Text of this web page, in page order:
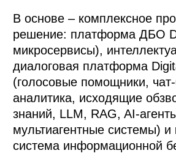
В основе – комплексное
решение: платформа ДБО
микросервисы),
диалоговая платформа
(голосовые помощники,
аналитика, исходящие
знаний, LLM, RAG, AI-
мультиагентные системы) и
система информационной